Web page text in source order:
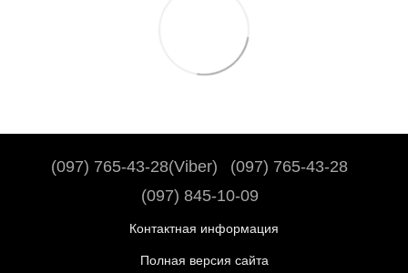
(097) 765-43-28(Viber)
(097) 765-43-28
(097) 845-10-09
Контактная информация
Полная версия сайта